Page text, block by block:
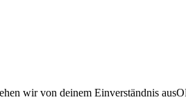
wir von deinem Einverständnis aus